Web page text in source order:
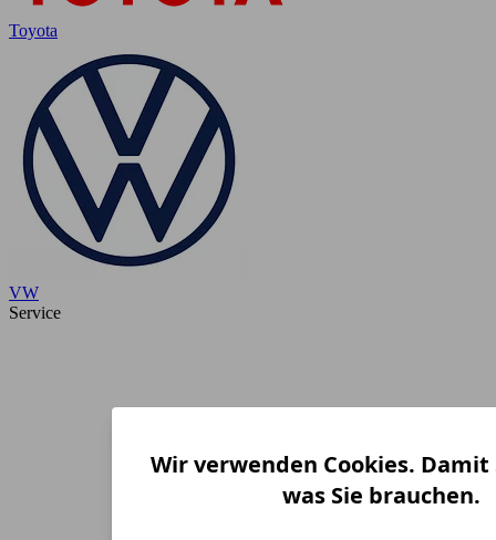
Toyota
VW
Service
Wir verwenden Cookies.
was Sie brauchen.